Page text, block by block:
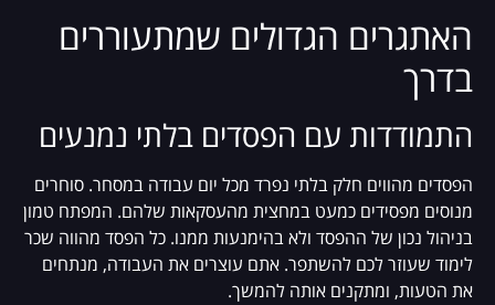
האתגרים הגדולים שמתעוררים
בדרך
התמודדות עם הפסדים בלתי נמנעים
הפסדים מהווים חלק בלתי נפרד מכל יום עבודה במסחר. סוחרים
מנוסים מפסידים כמעט במחצית מהעסקאות שלהם. המפתח טמון
בניהול נכון של ההפסד ולא בהימנעות ממנו. כל הפסד מהווה שכר
לימוד שעוזר לכם להשתפר. אתם עוצרים את העבודה, מנתחים
את הטעות, ומתקנים אותה להמשך.